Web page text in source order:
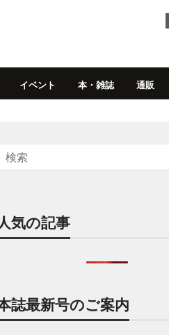
イベント 本・雑誌 通販
気の記事
誌最新号のご案内